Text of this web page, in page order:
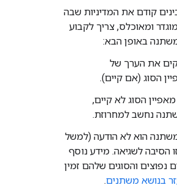
קודם את המדיניות שבה
ומאוכלס, צריך לקבוע
באופן הבא:
את הערך של
הסוג (אם קיים).
הסוג לא קיים,
נחשב למחרוזת.
הוא לא הודעה (למשל
הסיבה לשגיאה. מידע נוסף
נפוצים והסוגים שלהם זמין
בנושא משתנים.